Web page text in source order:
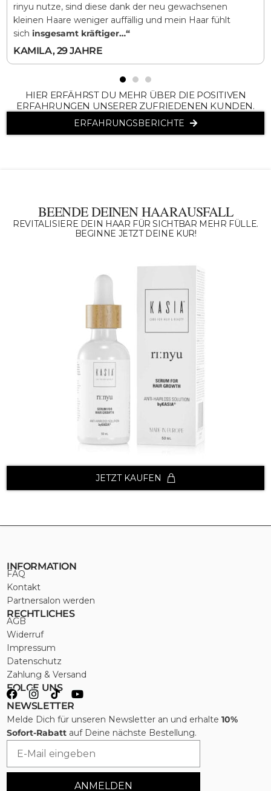
rinyu nutze, sind diese dank der neu gewachsenen
kleinen Haare weniger auffällig und mein Haar fühlt
sichinsgesamt kräftiger…“
KAMILA, 29 JAHRE
HIER ERFÄHRST DU MEHR ÜBER DIE POSITIVEN
ERFAHRUNGEN UNSERER ZUFRIEDENEN KUNDEN.
ERFAHRUNGSBERICHTE
BEENDE DEINEN HAARAUSFALL
REVITALISIERE DEIN HAAR FÜR SICHTBAR MEHR FÜLLE.
BEGINNE JETZT DEINE KUR!
JETZT KAUFEN
INFORMATION
FAQ
Kontakt
Partnersalon werden
RECHTLICHES
AGB
Widerruf
Impressum
Datenschutz
Zahlung & Versand
FOLGE UNS
NEWSLETTER
Melde Dich für unseren Newsletter an und erhalte10%
Sofort-Rabatt auf Deine nächste Bestellung.
ANMELDEN